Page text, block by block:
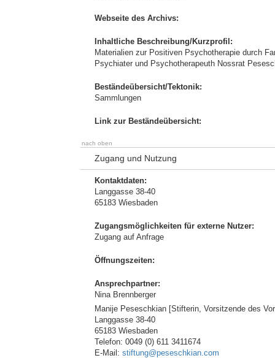
Webseite des Archivs:
Inhaltliche Beschreibung/Kurzprofil:
Materialien zur Positiven Psychotherapie durch
Psychiater und Psychotherapeuth Nossrat
Beständeübersicht/Tektonik:
Sammlungen
Link zur Beständeübersicht:
nach oben
Zugang und Nutzung
Kontaktdaten:
Langgasse 38-40
65183 Wiesbaden
Zugangsmöglichkeiten für externe Nutzer:
Zugang auf Anfrage
Öffnungszeiten:
Ansprechpartner:
Nina Brennberger
Manije Peseschkian [Stifterin, Vorsitzende des
Langgasse 38-40
65183 Wiesbaden
Telefon: 0049 (0) 611 3411674
E-Mail: stiftung@peseschkian.com